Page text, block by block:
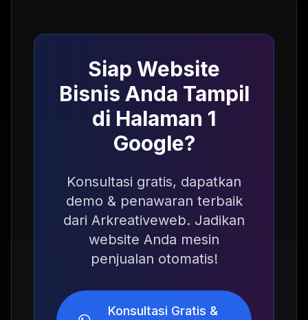
Siap Website
Bisnis Anda Tampil
di Halaman 1
Google?
Konsultasi gratis, dapatkan
demo & penawaran terbaik
dari Arkreativeweb. Jadikan
website Anda mesin
penjualan otomatis!
Konsultasi Gratis &